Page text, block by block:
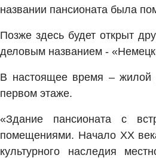
названии пансионата была
Позже здесь будет открыт
деловым названием -
В настоящее время – жилой
первом этаже.
«Здание пансионата с
помещениями. Начало XX
культурного наследия